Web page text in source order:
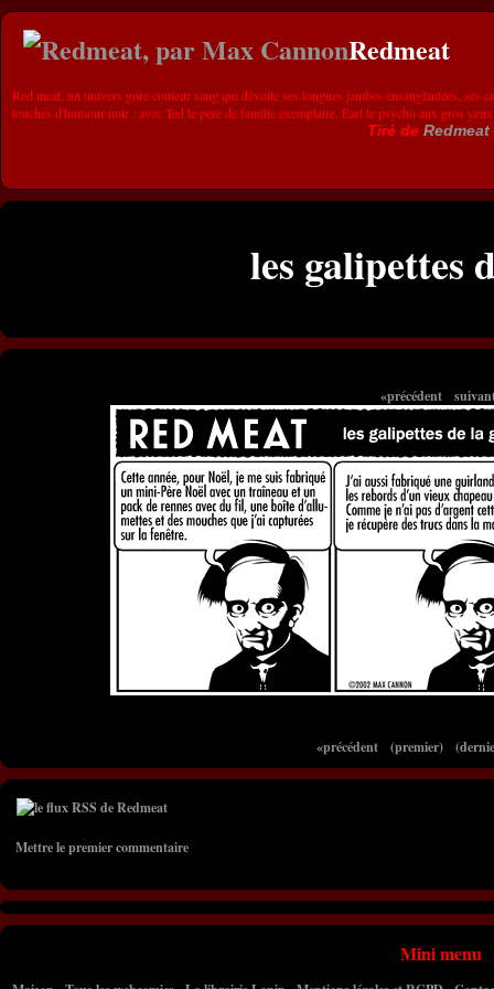
Redmeat
Red meat, un univers gore couleur sang qui dévoile ses longues jambes ensanglantées, ses
touches d'humour noir : avec Ted le père de famille exemplaire, Earl le psycho aux gros
Tiré de Redmeat
les galipettes
«précédent
«précédent (premier)
Mettre le premier commentaire
Mini menu